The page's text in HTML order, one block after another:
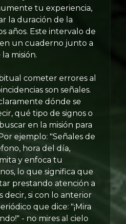
tu experiencia,
la duración de la
años. Este intervalo de
un cuaderno junto a
misión.
cometer errores al
son señales.
dónde se
qué tipo de signos o
en la misión para
ejemplo: "Señales de
hora del día,
y enfoca tu
lo que significa que
prestando atención a
decir, si con lo anterior
que dice: "¡Mira
- no mires al cielo